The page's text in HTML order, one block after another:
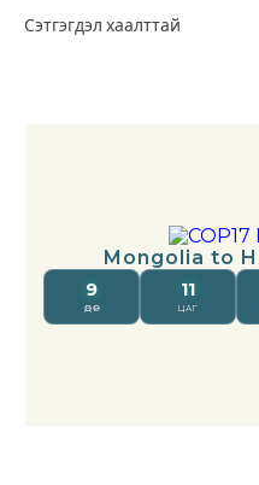
Сэтгэгдэл хаалттай